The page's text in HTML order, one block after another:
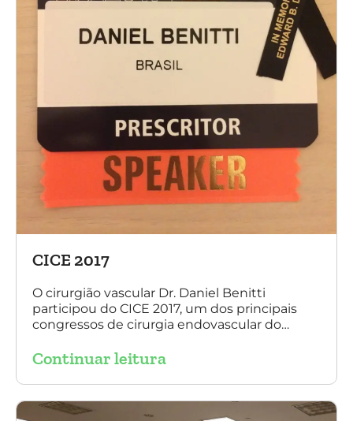
CICE 2017
O cirurgião vascular Dr. Daniel Benitti
participou do CICE 2017, um dos principais
congressos de cirurgia endovascular do
sobre a experiência brasileira no tratamento
multilayer. Mais de 200 pacientes operados
sem nenhum caso de paraplegia!
Continuar leitura